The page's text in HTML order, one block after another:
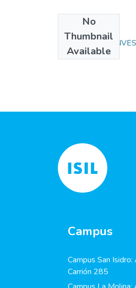
No
Thumbnail
Available
Collections
TRABAJOS DE
Campus
Campus San Isidro:
Carrión 285